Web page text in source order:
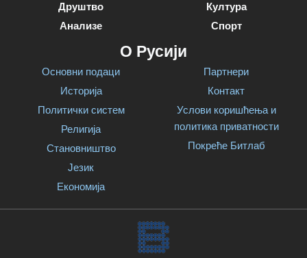
Друштво
Анализе
Култура
Спорт
О Русији
Основни подаци
Историја
Политички систем
Религија
Становништво
Језик
Економија
Партнери
Контакт
Услови коришћења и
политика приватности
Покреће Битлаб